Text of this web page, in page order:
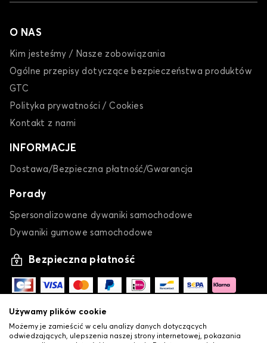
O NAS
Kim jesteśmy / Nasze zobowiązania
Ogólne przepisy dotyczące bezpieczeństwa produktów
GTC
Polityka prywatności / Cookies
Kontakt z nami
INFORMACJE
Dostawa/Bezpieczna płatność/Gwarancja
Porady
Spersonalizowane dywaniki samochodowe
Dywaniki gumowe samochodowe
Bezpieczna płatność
Używamy plików cookie
Możemy je zamieścić w celu analizy danych dotyczących
odwiedzających, ulepszenia naszej strony internetowej, pokazania